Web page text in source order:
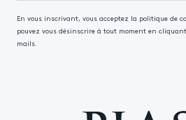
En vous inscrivant, vous acceptez la politique de
pouvez vous désinscrire à tout moment en
mails.